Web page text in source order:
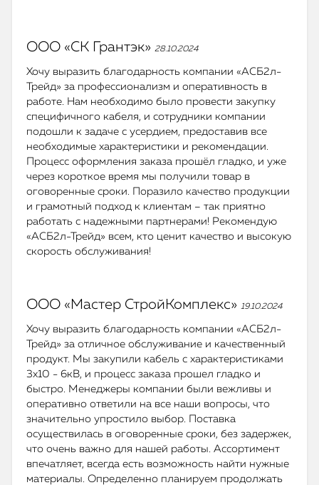
ООО «СК Грантэк» 28.10.2024
Хочу выразить благодарность компании «АСБ2л-
Трейд» за профессионализм и оперативность в
работе. Нам необходимо было провести закупку
специфичного кабеля, и сотрудники компании
подошли к задаче с усердием, предоставив все
необходимые характеристики и рекомендации.
Процесс оформления заказа прошёл гладко, и уже
через короткое время мы получили товар в
оговоренные сроки. Поразило качество продукции
и грамотный подход к клиентам – так приятно
работать с надежными партнерами! Рекомендую
«АСБ2л-Трейд» всем, кто ценит качество и высокую
скорость обслуживания!
ООО «Мастер СтройКомплекс» 19.10.2024
Хочу выразить благодарность компании «АСБ2л-
Трейд» за отличное обслуживание и качественный
продукт. Мы закупили кабель с характеристиками
3х10 - 6кВ, и процесс заказа прошел гладко и
быстро. Менеджеры компании были вежливы и
оперативно ответили на все наши вопросы, что
значительно упростило выбор. Поставка
осуществилась в оговоренные сроки, без задержек,
что очень важно для нашей работы. Ассортимент
впечатляет, всегда есть возможность найти нужные
материалы. Определенно планируем продолжать